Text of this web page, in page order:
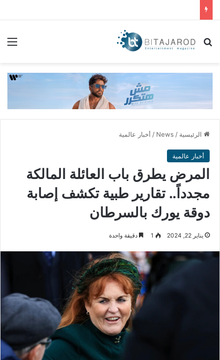
بحث عن
الرئيسية /
News
/ أخبار عالمية
أخبار عالمية
المرض يطرق باب العائلة المالكة
مجدداً.. تقارير طبية تكشف إصابة
دوقة يورك بالسرطان
يناير 22, 2024 1 دقيقة واحدة